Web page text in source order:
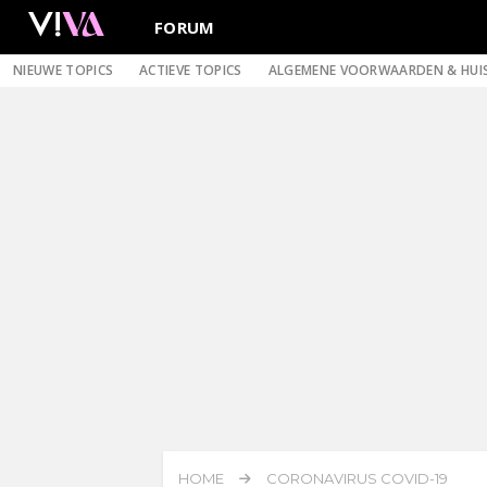
FORUM
NIEUWE TOPICS ACTIEVE TOPICS ALGEMENE VOORWAARDEN &
HOME CORONAVIRUS COVID-19